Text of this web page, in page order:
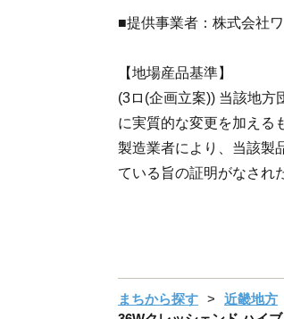
■提供事業者：株式会社
【地場産品基準】
(3ロ(企画立案)) 当該地方
に実質的な変更を加える
製造業者により、当該製
ている旨の証明がなされ
まちから探す 近畿地方